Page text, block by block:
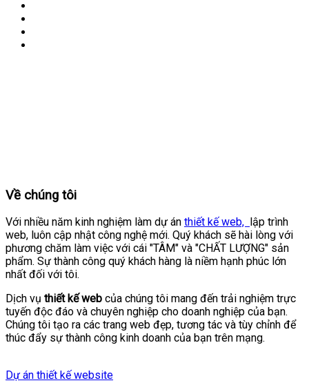
Về chúng tôi
Với nhiều năm kinh nghiệm làm dự án thiết kế web,
lập trình
web, luôn cập nhật công nghệ mới. Quý khách sẽ hài lòng với
phương chăm làm việc với cái "TÂM" và "CHẤT LƯỢNG" sản
phẩm. Sự thành công quý khách hàng là niềm hạnh phúc lớn
nhất đối với tôi.
Dịch vụ thiết kế web của chúng tôi mang đến trải nghiệm trực
tuyến độc đáo và chuyên nghiệp cho doanh nghiệp của bạn.
Chúng tôi tạo ra các trang web đẹp, tương tác và tùy chỉnh để
thúc đẩy sự thành công kinh doanh của bạn trên mạng.
Dự án thiết kế website